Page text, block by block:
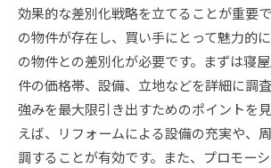
効果的な差別化戦略を立てることが重要
の物件が存在し、買い手にとって魅力的
の物件との差別化が必要です。まずは寝
件の価格帯、設備、立地などを詳細に調
強みを最大限引き出すためのポイントを
えば、リフォームによる設備の充実や、
調することが有効です。また、プロモー